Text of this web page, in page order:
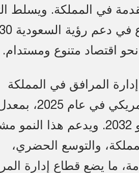
في المملكة. ويسلط
اقتصاد متنوع ومستدام.
المرافق في المملكة
العربية السعودية 50 مليار دولار
سنوي قدره 7% بين عامي 2025 و 2032. ويدعم هذا
والتوسع الحضري،
ما يضع قطاع إدارة